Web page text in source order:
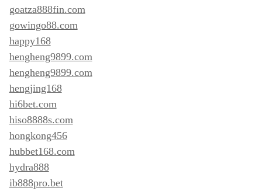
goatza888fin.com
gowingo88.com
happy168
hengheng9899.com
hengheng9899.com
hengjing168
hi6bet.com
hiso8888s.com
hongkong456
hubbet168.com
hydra888
ib888pro.bet